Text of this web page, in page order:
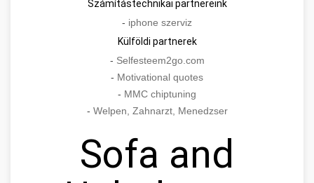
Számítástechnikai partnereink
- iphone szerviz
Külföldi partnerek
- Selfesteem2go.com
- Motivational quotes
- MMC chiptuning
- Welpen, Zahnarzt, Menedzser
Sofa and